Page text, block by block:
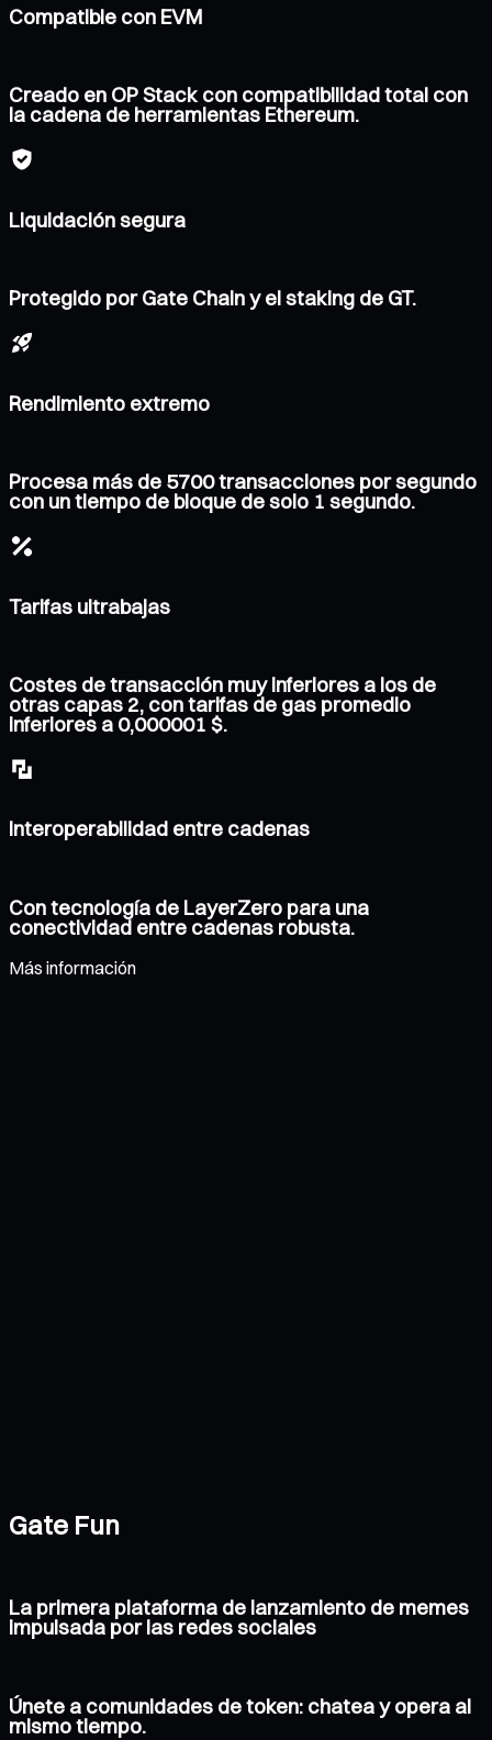
Compatible con EVM
Creado en OP Stack con compatibilidad total con
la cadena de herramientas Ethereum.
Liquidación segura
Protegido por Gate Chain y el staking de GT.
Rendimiento extremo
Procesa más de 5700 transacciones por segundo
con un tiempo de bloque de solo 1 segundo.
Tarifas ultrabajas
Costes de transacción muy inferiores a los de
otras capas 2, con tarifas de gas promedio
inferiores a 0,000001 $.
Interoperabilidad entre cadenas
Con tecnología de LayerZero para una
conectividad entre cadenas robusta.
Más información
Gate Fun
La primera plataforma de lanzamiento de memes
impulsada por las redes sociales
Únete a comunidades de token: chatea y opera al
mismo tiempo.